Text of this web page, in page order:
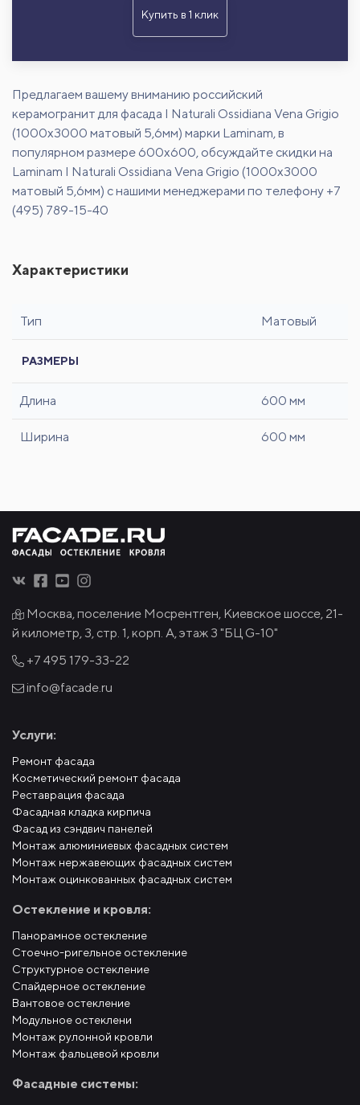
Купить в 1 клик
Предлагаем вашему вниманию российский
керамогранит для фасада I Naturali Ossidiana Vena Grigio
(1000x3000 матовый 5,6мм) марки Laminam, в
популярном размере 600х600, обсуждайте скидки на
Laminam I Naturali Ossidiana Vena Grigio (1000x3000
матовый 5,6мм) с нашими менеджерами по телефону +7
(495) 789-15-40
Характеристики
Тип Матовый
РАЗМЕРЫ
Длина 600 мм
Ширина 600 мм
Москва, поселение Мосрентген, Киевское шоссе, 21-
й километр, 3, стр. 1, корп. А, этаж 3 "БЦ G-10"
+7 495 179-33-22
info@facade.ru
Услуги:
Ремонт фасада
Косметический ремонт фасада
Реставрация фасада
Фасадная кладка кирпича
Фасад из сэндвич панелей
Монтаж алюминиевых фасадных систем
Монтаж нержавеющих фасадных систем
Монтаж оцинкованных фасадных систем
Остекление и кровля:
Панорамное остекление
Стоечно-ригельное остекление
Структурное остекление
Спайдерное остекление
Вантовое остекление
Модульное остеклени
Монтаж рулонной кровли
Монтаж фальцевой кровли
Фасадные системы: